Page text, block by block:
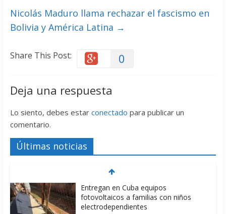
Nicolás Maduro llama rechazar el fascismo en
Bolivia y América Latina →
Share This Post: 0
Deja una respuesta
Lo siento, debes estar conectado para publicar un
comentario.
Últimas noticias
Entregan en Cuba equipos
fotovoltaicos a familias con niños
electrodependientes